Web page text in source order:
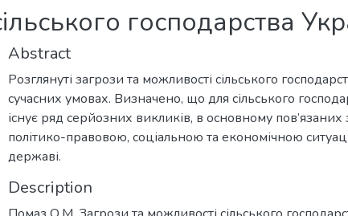
господарства
Abstract
Розглянуті загрози та можливості сільського
сучасних умовах. Визначено, що для сільського
існує ряд серйозних викликів, в основному пов’язаних
політико-правовою, соціальною та економічною
державі.
Description